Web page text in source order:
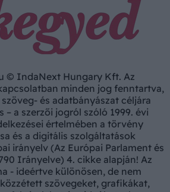
© IndaNext Hungary Kft. Az
minden jog fenntartva,
és adatbányászat céljára
– a szerzői jogról szóló 1999. évi
értelmében a törvény
és a digitális szolgáltatások
irányelv (Az Európai Parlament és
Irányelve) 4. cikke alapján! Az
- ideértve különösen, de nem
szövegeket, grafikákat,